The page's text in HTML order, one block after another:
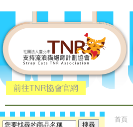
前往TNR協會官網
首頁